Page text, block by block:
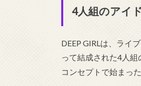
4人組のアイ
DEEP GIRLは、ライ
って結成された4人組
コンセプトで始まっ